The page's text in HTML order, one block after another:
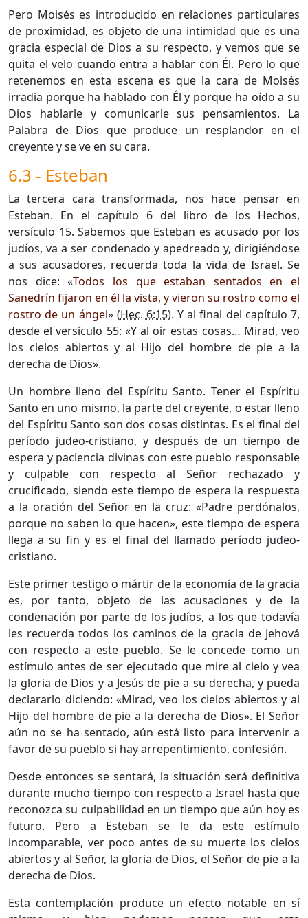
Pero Moisés es introducido en relaciones particulares
de proximidad, es objeto de una intimidad que es una
gracia especial de Dios a su respecto, y vemos que se
quita el velo cuando entra a hablar con Él. Pero lo que
retenemos en esta escena es que la cara de Moisés
irradia porque ha hablado con Él y porque ha oído a su
Dios hablarle y comunicarle sus pensamientos. La
Palabra de Dios que produce un resplandor en el
creyente y se ve en su cara.
6.3 - Esteban
La tercera cara transformada, nos hace pensar en
Esteban. En el capítulo 6 del libro de los Hechos,
versículo 15. Sabemos que Esteban es acusado por los
judíos, va a ser condenado y apedreado y, dirigiéndose
a sus acusadores, recuerda toda la vida de Israel. Se
nos dice: «Todos los que estaban sentados en el
Sanedrín fijaron en él la vista, y vieron su rostro como el
rostro de un ángel» (Hec. 6:15). Y al final del capítulo 7,
desde el versículo 55: «Y al oír estas cosas… Mirad, veo
los cielos abiertos y al Hijo del hombre de pie a la
derecha de Dios».
Un hombre lleno del Espíritu Santo. Tener el Espíritu
Santo en uno mismo, la parte del creyente, o estar lleno
del Espíritu Santo son dos cosas distintas. Es el final del
período judeo-cristiano, y después de un tiempo de
espera y paciencia divinas con este pueblo responsable
y culpable con respecto al Señor rechazado y
crucificado, siendo este tiempo de espera la respuesta
a la oración del Señor en la cruz: «Padre perdónalos,
porque no saben lo que hacen», este tiempo de espera
llega a su fin y es el final del llamado período judeo-
cristiano.
Este primer testigo o mártir de la economía de la gracia
es, por tanto, objeto de las acusaciones y de la
condenación por parte de los judíos, a los que todavía
les recuerda todos los caminos de la gracia de Jehová
con respecto a este pueblo. Se le concede como un
estímulo antes de ser ejecutado que mire al cielo y vea
la gloria de Dios y a Jesús de pie a su derecha, y pueda
declararlo diciendo: «Mirad, veo los cielos abiertos y al
Hijo del hombre de pie a la derecha de Dios». El Señor
aún no se ha sentado, aún está listo para intervenir a
favor de su pueblo si hay arrepentimiento, confesión.
Desde entonces se sentará, la situación será definitiva
durante mucho tiempo con respecto a Israel hasta que
reconozca su culpabilidad en un tiempo que aún hoy es
futuro. Pero a Esteban se le da este estímulo
incomparable, ver poco antes de su muerte los cielos
abiertos y al Señor, la gloria de Dios, el Señor de pie a la
derecha de Dios.
Esta contemplación produce un efecto notable en sí